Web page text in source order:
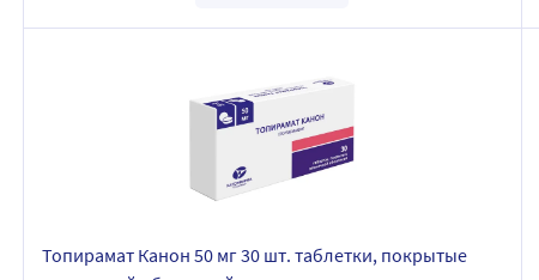
Топирамат Канон 50 мг 30 шт. таблетки, покрытые